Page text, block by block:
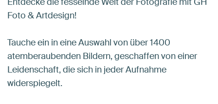
Foto & Artdesign!
Tauche ein in eine Auswahl von über 1400
atemberaubenden Bildern, geschaffen von einer
Leidenschaft, die sich in jeder Aufnahme
widerspiegelt.